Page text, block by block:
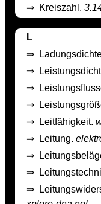
⇒ Kreiszahl.
L
⇒
⇒
⇒
⇒
⇒
Leitfähigkeit.
⇒
Leitung.
⇒
⇒
⇒